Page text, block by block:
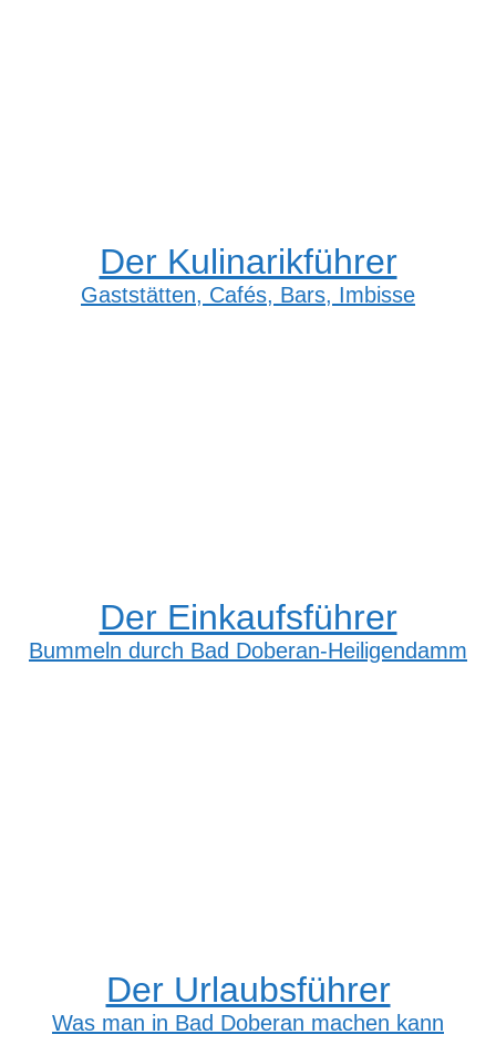
Der Kulinarikführer
Gaststätten, Cafés, Bars, Imbisse
Der Einkaufsführer
Bummeln durch Bad Doberan-Heiligendamm
Der Urlaubsführer
Was man in Bad Doberan machen kann